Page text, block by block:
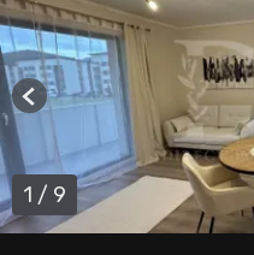
1 / 9
Previous